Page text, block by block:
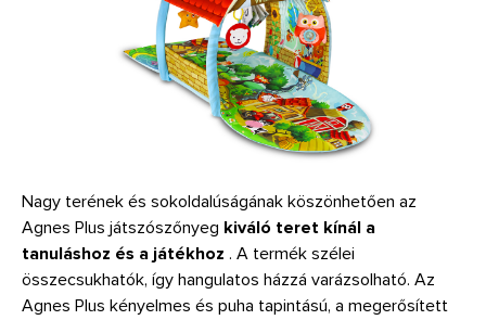
Nagy terének és sokoldalúságának köszönhetően az
Agnes Plus játszószőnyeg kiváló teret kínál a
tanuláshoz és a játékhoz . A termék szélei
összecsukhatók, így hangulatos házzá varázsolható. Az
Agnes Plus kényelmes és puha tapintású, a megerősített